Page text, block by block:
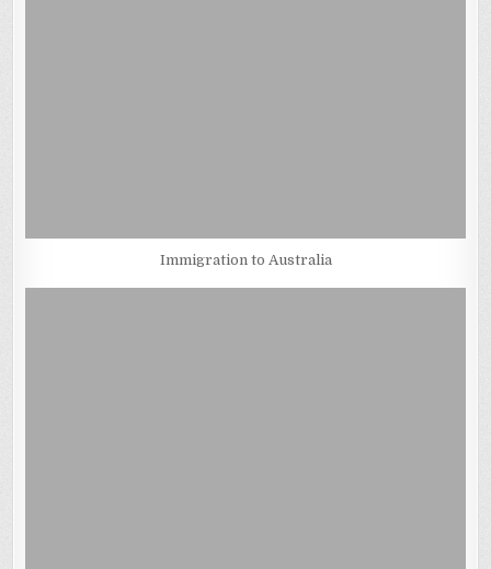
Immigration to Australia